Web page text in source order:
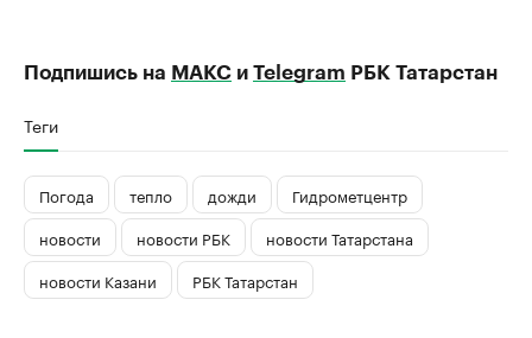
Подпишись на МАКС и Telegram РБК Татарстан
Теги
Погода тепло дожди
Гидрометцентр
новости
новости РБК
новости Татарстана
новости Казани
РБК Татарстан